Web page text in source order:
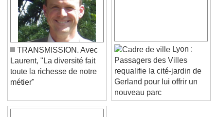
Caption Area Background
Color Opacity
Font Size
Text Edge Style
Font Family
TRANSMISSION. Avec
Laurent, "La diversité fait
toute la richesse de notre
Lyon :
Passagers des Villes
requalifie la cité-jardin de
Gerland pour lui offrir un
nouveau parc